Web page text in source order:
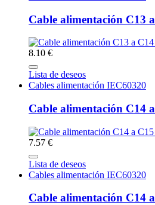
Cable alimentación C13
8.10 €
Lista de deseos
Cables alimentación IEC60320
Cable alimentación C14
7.57 €
Lista de deseos
Cables alimentación IEC60320
Cable alimentación C14